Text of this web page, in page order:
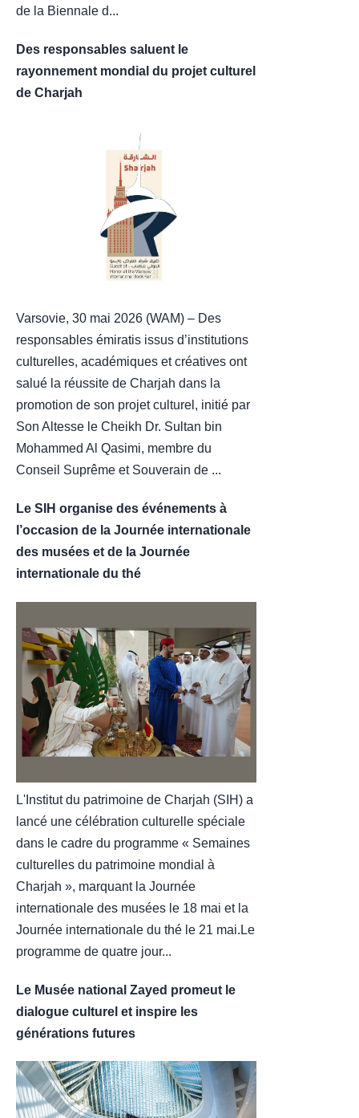
de la Biennale d...
Des responsables saluent le
rayonnement mondial du projet culturel
de Charjah
Varsovie, 30 mai 2026 (WAM) – Des
responsables émiratis issus d’institutions
culturelles, académiques et créatives ont
salué la réussite de Charjah dans la
promotion de son projet culturel, initié par
Son Altesse le Cheikh Dr. Sultan bin
Mohammed Al Qasimi, membre du
Conseil Suprême et Souverain de ...
Le SIH organise des événements à
l’occasion de la Journée internationale
des musées et de la Journée
internationale du thé
L'Institut du patrimoine de Charjah (SIH) a
lancé une célébration culturelle spéciale
dans le cadre du programme « Semaines
culturelles du patrimoine mondial à
Charjah », marquant la Journée
internationale des musées le 18 mai et la
Journée internationale du thé le 21 mai.Le
programme de quatre jour...
Le Musée national Zayed promeut le
dialogue culturel et inspire les
générations futures